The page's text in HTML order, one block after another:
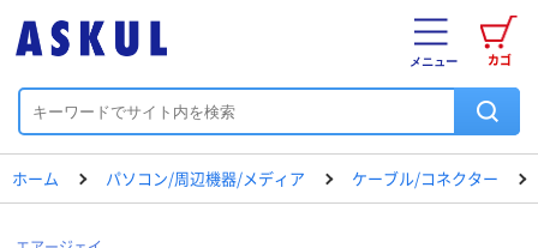
カゴ
メニュー
ホーム パソコン/周辺機器/メディア ケーブル/コネクター